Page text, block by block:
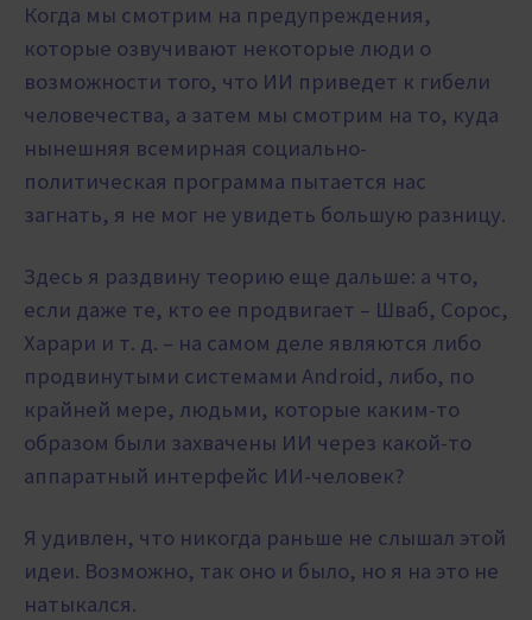
Когда мы смотрим на предупреждения,
которые озвучивают некоторые люди о
возможности того, что ИИ приведет к гибели
человечества, а затем мы смотрим на то, куда
нынешняя всемирная социально-
политическая программа пытается нас
загнать, я не мог не увидеть большую разницу.
Здесь я раздвину теорию еще дальше: а что,
если даже те, кто ее продвигает – Шваб, Сорос,
Харари и т. д. – на самом деле являются либо
продвинутыми системами Android, либо, по
крайней мере, людьми, которые каким-то
образом были захвачены ИИ через какой-то
аппаратный интерфейс ИИ-человек?
Я удивлен, что никогда раньше не слышал этой
идеи. Возможно, так оно и было, но я на это не
натыкался.